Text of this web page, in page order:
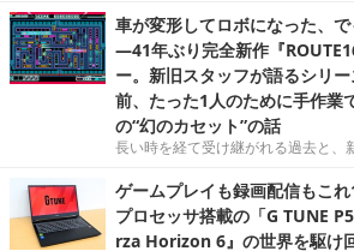
車が変形してロボになった、
―41年ぶり完全新作『
ー。新旧スタッフが語るシリ
前、たった1人のために手作業
の“幻のカセット”の話
長い時を経て受け継がれる過去と、
ゲームプレイも録画配信もこ
プロセッサ搭載の「G TUNE
rza Horizon 6』の世界を駆け